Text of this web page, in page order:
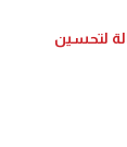
لتحسين